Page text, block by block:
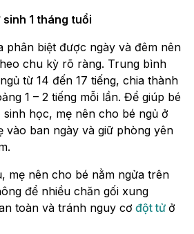
1 tháng tuổi
phân biệt được ngày và đêm nên
chu kỳ rõ ràng. Trung bình
từ 14 đến 17 tiếng, chia thành
1 – 2 tiếng mỗi lần. Để giúp bé
học, mẹ nên cho bé ngủ ở
vào ban ngày và giữ phòng yên
mẹ nên cho bé nằm ngửa trên
để nhiều chăn gối xung
toàn và tránh nguy cơ đột tử ở